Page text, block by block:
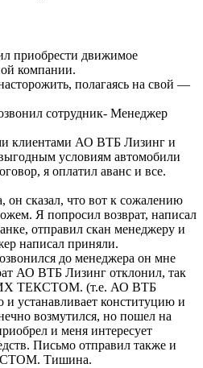
приобрести движимое
компании.
полагаясь на свой —
сотрудник- Менеджер
клиентами АО ВТБ Лизинг и
условиям автомобили
я оплатил аванс и все.
он сказал, что вот к сожалению
Я попросил возврат, написал
отправил скан менеджеру и
написал приняли.
до менеджера он мне
АО ВТБ Лизинг отклонил, так
ИХ ТЕКСТОМ. (т.е. АО ВТБ
устанавливает конституцию и
возмутился, но пошел на
и меня интересует
Письмо отправил также и
Тишина.